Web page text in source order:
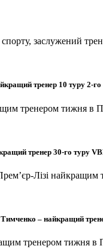
спорту, заслужений
тренер 10 туру 2-
тренером тижня
тренер 30-го туру
Лізі
– найкращий
тренером тижня